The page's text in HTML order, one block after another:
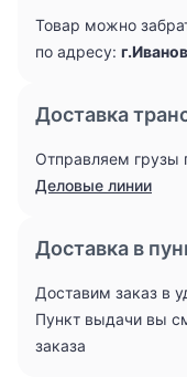
Товар можно
по адресу:
Доставка
Отправляем грузы
Деловые линии
Доставка в
Доставим заказ в
Пункт выдачи вы
заказа